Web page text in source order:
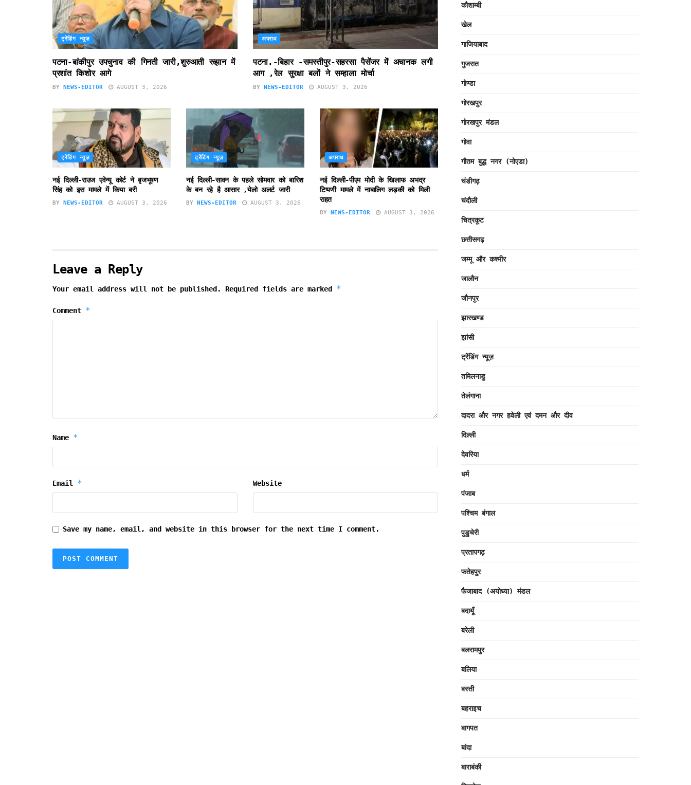
ट्रेंडिंग न्यूज़
पटना-बांकीपुर उपचुनाव की गिनती जारी,शुरुआती रुझान में
प्रशांत किशोर आगे
BY NEWS-EDITOR AUGUST 3, 2026
अपराध
पटना.-बिहार -समस्तीपुर-सहरसा पैसेंजर में अचानक लगी
आग ,रेल सुरक्षा बलों ने सम्हाला मोर्चा
BY NEWS-EDITOR AUGUST 3, 2026
ट्रेंडिंग न्यूज़
नई दिल्ली-राउज एवेन्यू कोर्ट ने बृजभूषण
सिंह को इस मामले में किया बरी
BY NEWS-EDITOR AUGUST 3, 2026
ट्रेंडिंग न्यूज़
नई दिल्ली-सावन के पहले सोमवार को बारिश
के बन रहे है आसार ,येलो अलर्ट जारी
BY NEWS-EDITOR AUGUST 3, 2026
अपराध
नई दिल्ली-पीएम मोदी के खिलाफ अभद्र
टिप्पणी मामले में नाबालिग लड़की को मिली
राहत
BY NEWS-EDITOR AUGUST 3, 2026
Leave a Reply
Your email address will not be published. Required fields are marked *
Comment *
Name *
Email * Website
Save my name, email, and website in this browser for the next time I comment.
कौशाम्बी
खेल
गाजियाबाद
गुजरात
गोण्डा
गोरखपुर
गोरखपुर मंडल
गोवा
गौतम बुद्ध नगर (नोएडा)
चंडीगढ़
चंदौली
चित्रकूट
छत्तीसगढ़
जम्मू और कश्मीर
जालौन
जौनपुर
झारखण्ड
झांसी
ट्रेंडिंग न्यूज़
तमिलनाडु
तेलंगाना
दादरा और नगर हवेली एवं दमन और दीव
दिल्ली
देवरिया
धर्म
पंजाब
पश्चिम बंगाल
पुडुचेरी
प्रतापगढ़
फतेहपुर
फैजाबाद (अयोध्या) मंडल
बदायूँ
बरेली
बलरामपुर
बलिया
बस्ती
बहराइच
बागपत
बांदा
बाराबंकी